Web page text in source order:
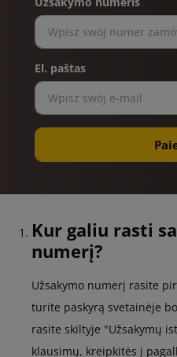
El. paštas
Kur galiu rasti
numerį?
Užsakymo numerį rasite
turite paskyrą svetainėje
rasite skiltyje "Užsakymų
klausimų, kreipkitės į